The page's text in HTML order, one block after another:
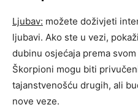
Ljubav: možete doživjeti
ljubavi. Ako ste u vezi,
dubinu osjećaja prema
Škorpioni mogu biti
tajanstvenošću drugih, ali
nove veze.